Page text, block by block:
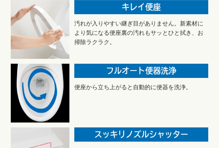
キレイ便座
汚れが入りやすい継ぎ目がありません。新素材に
より気になる便座裏の汚れもサッとひと拭き、お
掃除ラクラク。
フルオート便器洗浄
便座から立ち上がると自動的に便器を洗浄。
スッキリノズルシャッター